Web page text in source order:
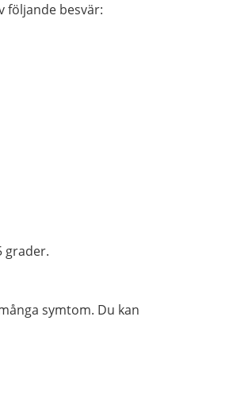
följande besvär:
grader.
symtom. Du kan